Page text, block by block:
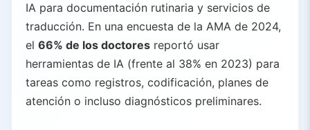
IA para documentación rutinaria y servicios de
traducción. En una encuesta de la AMA de 2024,
el 66% de los doctores reportó usar
herramientas de IA (frente al 38% en 2023) para
tareas como registros, codificación, planes de
atención o incluso diagnósticos preliminares.